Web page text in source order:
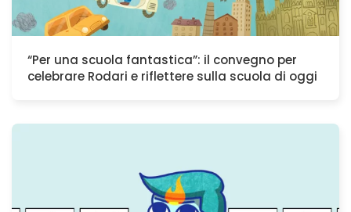
“Per una scuola fantastica”: il convegno per
celebrare Rodari e riflettere sulla scuola di oggi